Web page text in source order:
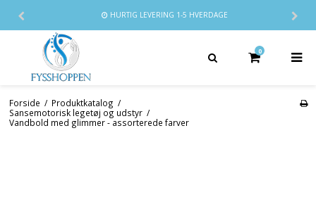
HURTIG LEVERING 1-5 HVERDAGE
0
Forside / Produktkatalog /
Sansemotorisk legetøj og udstyr /
Vandbold med glimmer - assorterede farver